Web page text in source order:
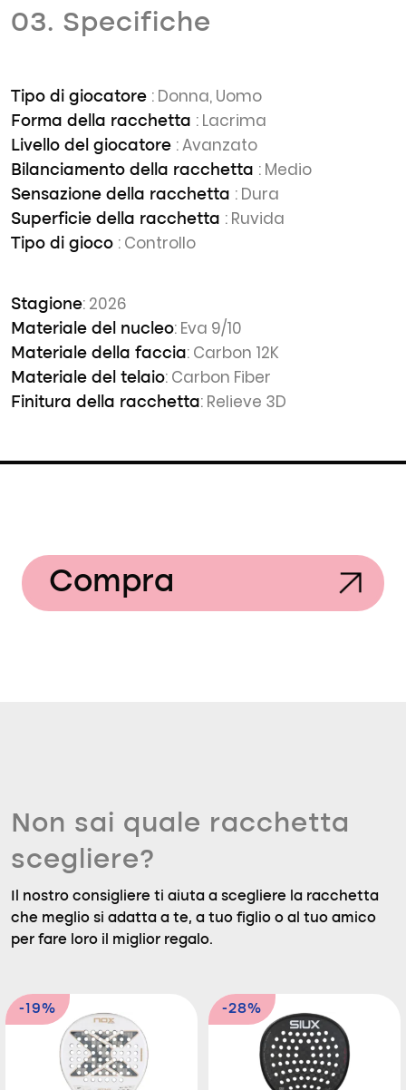
03. Specifiche
Tipo di giocatore : Donna, Uomo
Forma della racchetta : Lacrima
Livello del giocatore : Avanzato
Bilanciamento della racchetta : Medio
Sensazione della racchetta : Dura
Superficie della racchetta : Ruvida
Tipo di gioco : Controllo
Stagione: 2026
Materiale del nucleo: Eva 9/10
Materiale della faccia: Carbon 12K
Materiale del telaio: Carbon Fiber
Finitura della racchetta: Relieve 3D
Compra
Non sai quale racchetta
scegliere?
Il nostro consigliere ti aiuta a scegliere la racchetta
che meglio si adatta a te, a tuo figlio o al tuo amico
per fare loro il miglior regalo.
-19% -28%